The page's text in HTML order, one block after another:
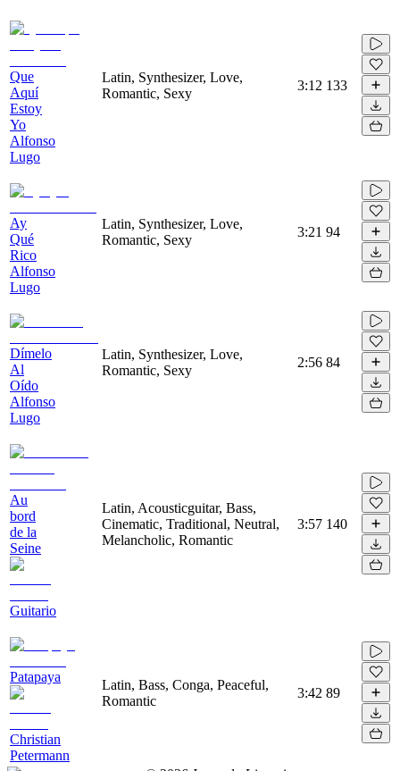
Que
Aquí
Estoy
Yo
Alfonso
Lugo
Latin, Synthesizer, Love,
Romantic, Sexy
3:12 133
Ay
Qué
Rico
Alfonso
Lugo
Latin, Synthesizer, Love,
Romantic, Sexy
3:21 94
Dímelo
Al
Oído
Alfonso
Lugo
Latin, Synthesizer, Love,
Romantic, Sexy
2:56 84
Au
bord
de la
Seine
Guitario
Latin, Acousticguitar, Bass,
Cinematic, Traditional, Neutral,
Melancholic, Romantic
3:57 140
Patapaya
Christian
Petermann
Latin, Bass, Conga, Peaceful,
Romantic
3:42 89